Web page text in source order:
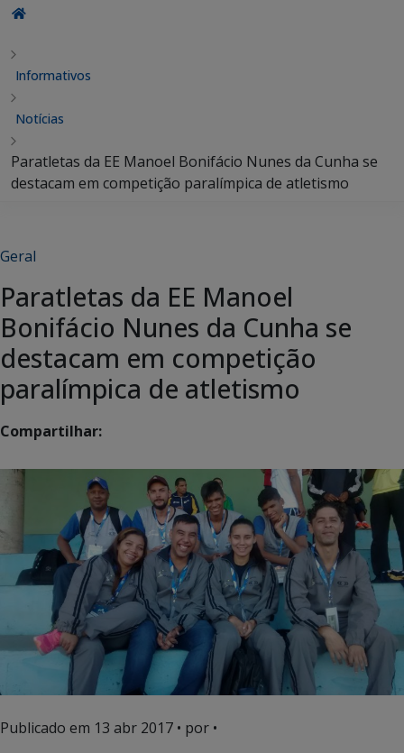
Informativos
Notícias
Paratletas da EE Manoel Bonifácio Nunes da Cunha se
destacam em competição paralímpica de atletismo
Geral
Paratletas da EE Manoel
Bonifácio Nunes da Cunha se
destacam em competição
paralímpica de atletismo
Compartilhar:
Publicado em 13 abr 2017 • por •